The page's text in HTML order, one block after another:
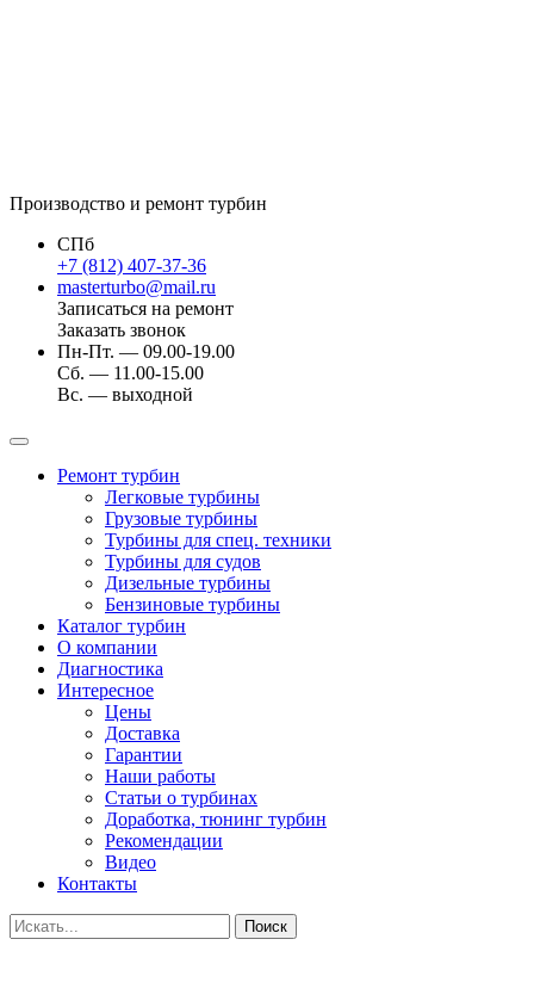
Производство и ремонт турбин
СПб
+7 (812) 407-37-36
masterturbo@mail.ru
Записаться на ремонт
Заказать звонок
Пн-Пт. — 09.00-19.00
Сб. — 11.00-15.00
Вс. — выходной
Ремонт турбин
Легковые турбины
Грузовые турбины
Турбины для спец. техники
Турбины для судов
Дизельные турбины
Бензиновые турбины
Каталог турбин
О компании
Диагностика
Интересное
Цены
Доставка
Гарантии
Наши работы
Статьи о турбинах
Доработка, тюнинг турбин
Рекомендации
Видео
Контакты
Поиск